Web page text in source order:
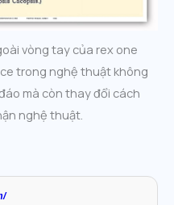
vòng tay của rex one
trong nghệ thuật không
mà còn thay đổi cách
nghệ thuật.